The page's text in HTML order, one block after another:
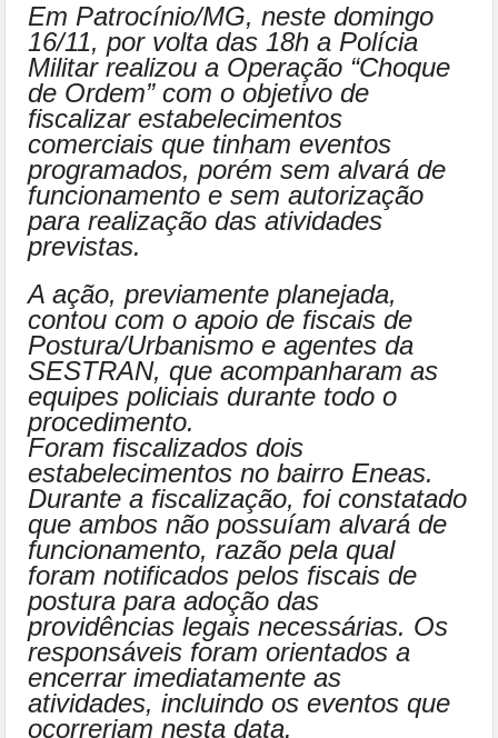
Em Patrocínio/MG, neste domingo
16/11, por volta das 18h a Polícia
Militar realizou a Operação “Choque
de Ordem” com o objetivo de
fiscalizar estabelecimentos
comerciais que tinham eventos
programados, porém sem alvará de
funcionamento e sem autorização
para realização das atividades
previstas.
A ação, previamente planejada,
contou com o apoio de fiscais de
Postura/Urbanismo e agentes da
SESTRAN, que acompanharam as
equipes policiais durante todo o
procedimento.
Foram fiscalizados dois
estabelecimentos no bairro Eneas.
Durante a fiscalização, foi constatado
que ambos não possuíam alvará de
funcionamento, razão pela qual
foram notificados pelos fiscais de
postura para adoção das
providências legais necessárias. Os
responsáveis foram orientados a
encerrar imediatamente as
atividades, incluindo os eventos que
ocorreriam nesta data.